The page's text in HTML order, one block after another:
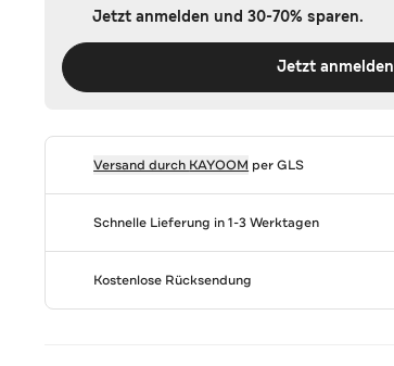
Jetzt anmelden und 30-70% sparen.
Jetzt anmelden
Versand durch KAYOOM per GLS
Schnelle Lieferung in 1-3 Werktagen
Kostenlose Rücksendung